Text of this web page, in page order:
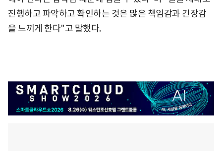
진행하고 파악하고 확인하는 것은 많은 책임감과 긴장감
을 느끼게 한다"고 말했다.